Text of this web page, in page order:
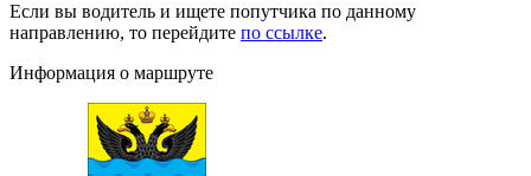
Если вы водитель и ищете попутчика по данному
направлению, то перейдите по ссылке.
Информация о маршруте